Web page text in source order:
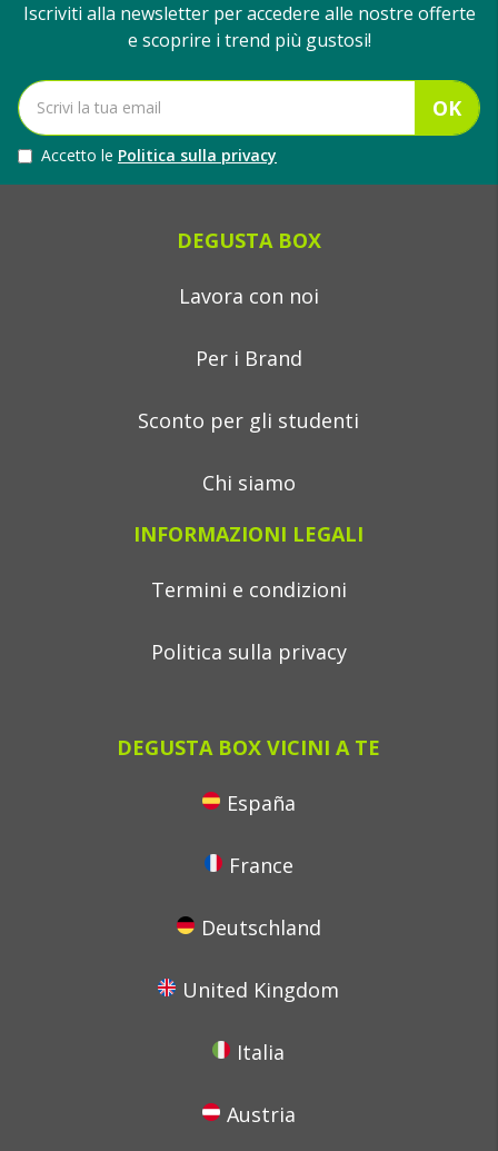
Iscriviti alla newsletter per accedere alle nostre offerte
e scoprire i trend più gustosi!
OK
Accetto le Politica sulla privacy
DEGUSTA BOX
Lavora con noi
Per i Brand
Sconto per gli studenti
Chi siamo
INFORMAZIONI LEGALI
Termini e condizioni
Politica sulla privacy
DEGUSTA BOX VICINI A TE
España
France
Deutschland
United Kingdom
Italia
Austria